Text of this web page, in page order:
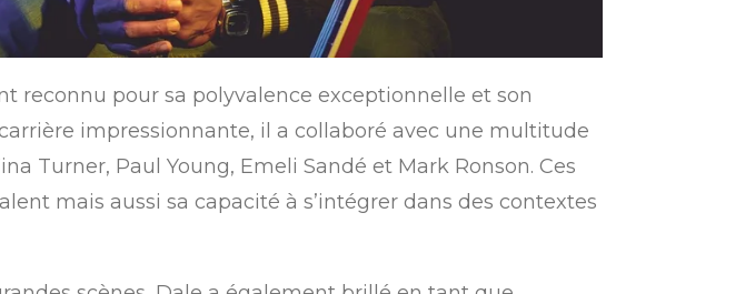
reconnu pour sa polyvalence exceptionnelle et son
impressionnante, il a collaboré avec une multitude
Turner, Paul Young, Emeli Sandé et Mark Ronson. Ces
mais aussi sa capacité à s’intégrer dans des contextes